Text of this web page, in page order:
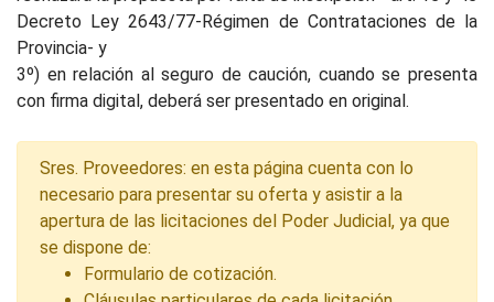
Decreto Ley 2643/77-Régimen de Contrataciones de la
Provincia- y
3º) en relación al seguro de caución, cuando se presenta
con firma digital, deberá ser presentado en original.
Sres. Proveedores: en esta página cuenta con lo
necesario para presentar su oferta y asistir a la
apertura de las licitaciones del Poder Judicial, ya que
se dispone de:
Formulario de cotización.